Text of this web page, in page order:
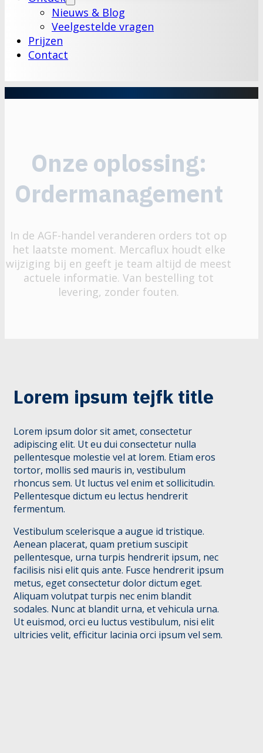
Nieuws & Blog
Veelgestelde vragen
Prijzen
Contact
Onze oplossing:
Ordermanagement
In de AGF-handel veranderen orders tot op
het laatste moment. Mercaflux houdt elke
wijziging bij en geeft je team altijd de meest
actuele informatie. Van bestelling tot
levering, zonder fouten.
Lorem ipsum tejfk title
Lorem ipsum dolor sit amet, consectetur
adipiscing elit. Ut eu dui consectetur nulla
pellentesque molestie vel at lorem. Etiam eros
tortor, mollis sed mauris in, vestibulum
rhoncus sem. Ut luctus vel enim et sollicitudin.
Pellentesque dictum eu lectus hendrerit
fermentum.
Vestibulum scelerisque a augue id tristique.
Aenean placerat, quam pretium suscipit
pellentesque, urna turpis hendrerit ipsum, nec
facilisis nisi elit quis ante. Fusce hendrerit ipsum
metus, eget consectetur dolor dictum eget.
Aliquam volutpat turpis nec enim blandit
sodales. Nunc at blandit urna, et vehicula urna.
Ut euismod, orci eu luctus vestibulum, nisi elit
ultricies velit, efficitur lacinia orci ipsum vel sem.